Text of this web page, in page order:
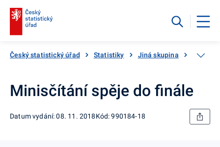
Český statistický úřad Statistiky Jiná skupina
Minisčítání spěje do finále
Datum vydání: 08. 11. 2018Kód: 990184-18